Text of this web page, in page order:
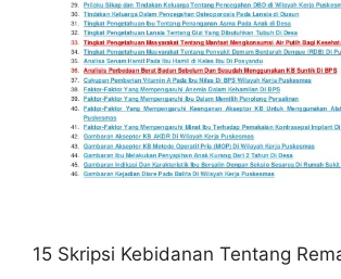
15 Skripsi Kebidanan Tentang